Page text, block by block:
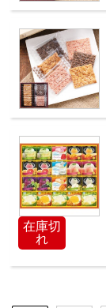
在庫切
れ